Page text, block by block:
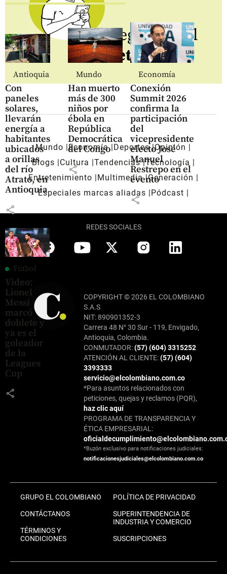
Antioquia
Con
paneles
solares,
llevarán
energía a
habitantes
ubicados
a orillas
del río
Atrato, en
Antioquia
share
Mundo
Han muerto
más de 300
niños por
ébola en
República
Democrática
del Congo
share
Economía
Conexión
Summit 2026
confirma la
participación
del
vicepresidente
electo José
Manuel
Restrepo en el
evento
share
Fútbol
Video:
Lionel
Messi
marcó
doblete y
ya es el
goleador
de la
Leagues
Cup
share
Regístrate al
newsletter
Mundo Economía Deportes Opinión
Blogs
Cultura Tendencias Tecnología
Entretenimiento
Multimedia Generación
Especiales marcas aliadas
Pódcast
REDES SOCIALES
COPYRIGHT © 2026 EL COLOMBIANO
S.A.S
NIT: 890901352-3
Carrera 48 N° 30 Sur - 119, Envigado,
Antioquia, Colombia.
CONMUTADOR:(57) (604) 3315252
ATENCIÓN AL CLIENTE:(57) (604)
3393333
servicio@elcolombiano.com.co
*Para asuntos relacionados con
peticiones, quejas y reclamos (PQR),
haz clic aquí
PROGRAMA DE TRANSPARENCIA Y
ÉTICA EMPRESARIAL:
*Buzón exclusivo para notificaciones judiciales:
notificacionesjudiciales@elcolombiano.com.co
GRUPO EL COLOMBIANO
CONTÁCTANOS
TÉRMINOS Y
CONDICIONES
POLÍTICA DE PRIVACIDAD
SUPERINTENDENCIA DE
INDUSTRIA Y COMERCIO
SUSCRIPCIONES